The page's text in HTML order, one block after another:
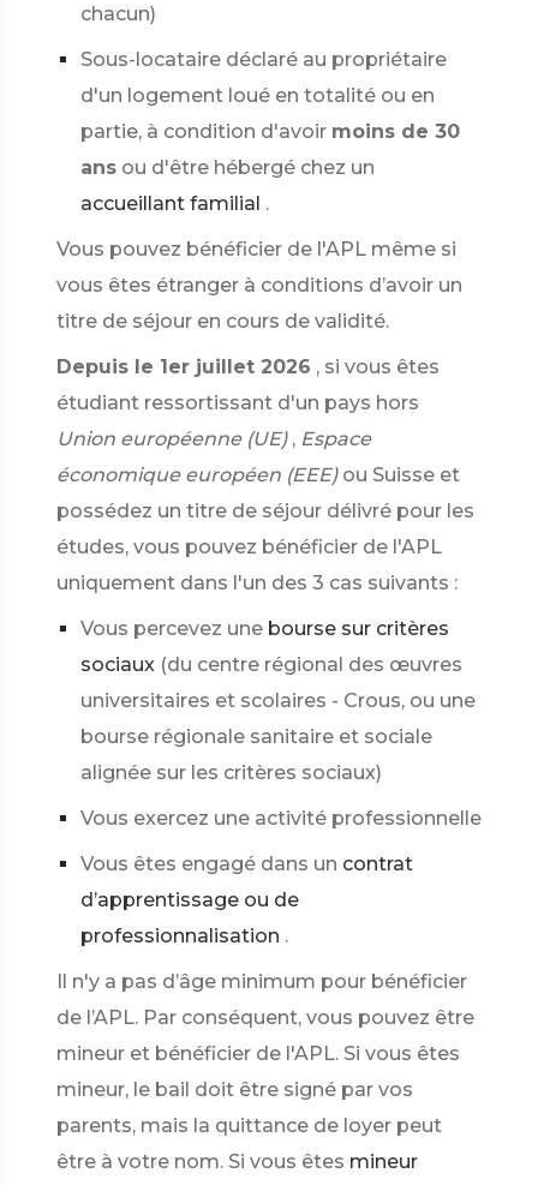
chacun)
Sous-locataire déclaré au propriétaire
d'un logement loué en totalité ou en
partie, à condition d'avoir moins de 30
ans ou d'être hébergé chez un
accueillant familial .
Vous pouvez bénéficier de l'APL même si
vous êtes étranger à conditions d’avoir un
titre de séjour en cours de validité.
Depuis le 1er juillet 2026 , si vous êtes
étudiant ressortissant d'un pays hors
Union européenne (UE) , Espace
économique européen (EEE) ou Suisse et
possédez un titre de séjour délivré pour les
études, vous pouvez bénéficier de l'APL
uniquement dans l'un des 3 cas suivants :
Vous percevez une bourse sur critères
sociaux (du centre régional des œuvres
universitaires et scolaires - Crous, ou une
bourse régionale sanitaire et sociale
alignée sur les critères sociaux)
Vous exercez une activité professionnelle
Vous êtes engagé dans un contrat
d’apprentissage ou de
professionnalisation .
Il n'y a pas d’âge minimum pour bénéficier
de l’APL. Par conséquent, vous pouvez être
mineur et bénéficier de l'APL. Si vous êtes
mineur, le bail doit être signé par vos
parents, mais la quittance de loyer peut
être à votre nom. Si vous êtes mineur